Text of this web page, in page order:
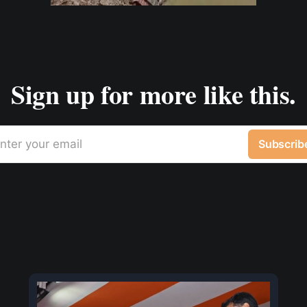
Sign up for more like this.
your email